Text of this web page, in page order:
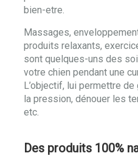
bien-etre.
Massages,
produits relaxants,
sont quelques-uns des
votre chien pendant une
L’objectif, lui permettre
la pression, dénouer les
etc.
Des produits 100%